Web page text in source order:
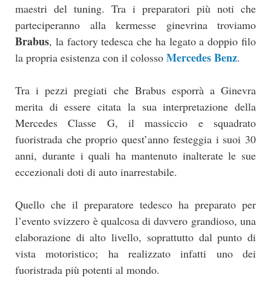
maestri del tuning. Tra i preparatori più noti che
parteciperanno alla kermesse ginevrina troviamo
Brabus, la factory tedesca che ha legato a doppio filo
la propria esistenza con il colosso Mercedes Benz.
Tra i pezzi pregiati che Brabus esporrà a Ginevra
merita di essere citata la sua interpretazione della
Mercedes Classe G, il massiccio e squadrato
fuoristrada che proprio quest’anno festeggia i suoi 30
anni, durante i quali ha mantenuto inalterate le sue
eccezionali doti di auto inarrestabile.
Quello che il preparatore tedesco ha preparato per
l’evento svizzero è qualcosa di davvero grandioso, una
elaborazione di alto livello, soprattutto dal punto di
vista motoristico; ha realizzato infatti uno dei
fuoristrada più potenti al mondo.